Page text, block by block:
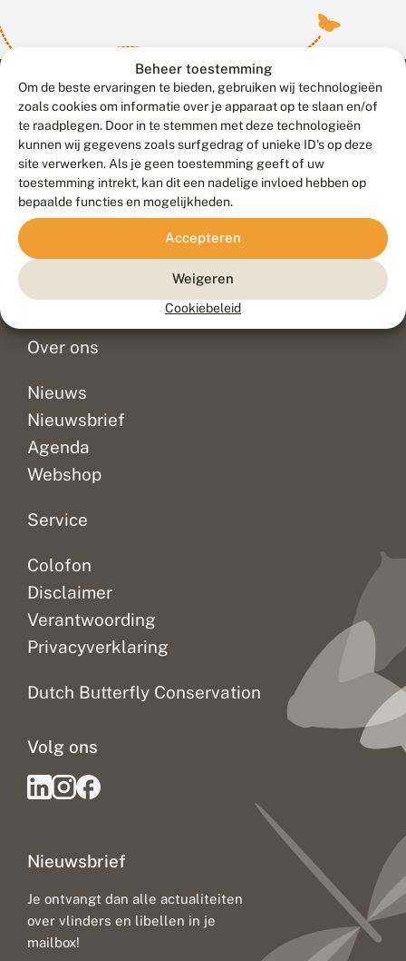
Beheer toestemming
Om de beste ervaringen te bieden, gebruiken wij technologieën
zoals cookies om informatie over je apparaat op te slaan en/of
te raadplegen. Door in te stemmen met deze technologieën
kunnen wij gegevens zoals surfgedrag of unieke ID's op deze
site verwerken. Als je geen toestemming geeft of uw
toestemming intrekt, kan dit een nadelige invloed hebben op
bepaalde functies en mogelijkheden.
Accepteren
Weigeren
Cookiebeleid
Contact
Veelgestelde vragen
Doneer
Over ons
Nieuws
Nieuwsbrief
Agenda
Webshop
Service
Colofon
Disclaimer
Verantwoording
Privacyverklaring
Dutch Butterfly Conservation
Nieuwsbrief
Je ontvangt dan alle actualiteiten
over vlinders en libellen in je
mailbox!
Volg ons
Meld waarnemingen© 2026 Vlinderstichting
Duurzaam ontwikkeld door
Go2People
, ontworpen door
Blue Field Agency
Privacy
Disclaimer
Sitemap